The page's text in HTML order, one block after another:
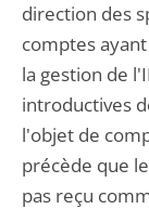
direction des
comptes
la gestion de
introductives
l'objet de
précède que
pas reçu